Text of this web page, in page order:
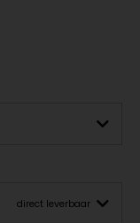
direct leverbaar